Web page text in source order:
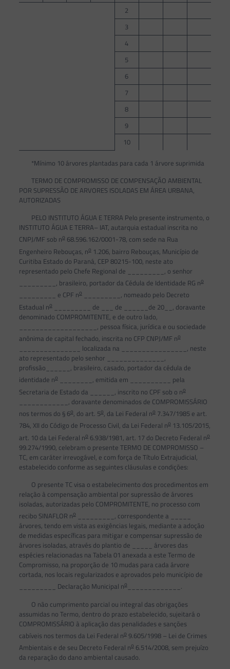
2
3
4
5
6
7
8
9
10
*Mínimo 10 árvores plantadas para cada 1 árvore suprimida
TERMO DE COMPROMISSO DE COMPENSAÇÃO AMBIENTAL
POR SUPRESSÃO DE ARVORES ISOLADAS EM ÁREA URBANA,
AUTORIZADAS
PELO INSTITUTO ÁGUA E TERRA Pelo presente instrumento, o
INSTITUTO ÁGUA E TERRA– IAT, autarquia estadual inscrita no
CNPJ/MF sob no68.596.162/0001-78, com sede na Rua
Engenheiro Rebouças, no1.206, bairro Rebouças, Município de
Curitiba Estado do Paraná, CEP 80215-100, neste ato
representado pelo Chefe Regional de _________, o senhor
_________, brasileiro, portador da Cédula de Identidade RG no
_________ e CPF no_________, nomeado pelo Decreto
Estadual no_________ de ___ de ______de 20__, doravante
denominado COMPROMITENTE, e de outro lado,
___________________, pessoa física, jurídica e ou sociedade
anônima de capital fechado, inscrita no CFP CNPJ/MF no
_______________ localizada na ________________, neste
ato representado pelo senhor ______________,
profissão______, brasileiro, casado, portador da cédula de
identidade no________, emitida em __________ pela
Secretaria de Estado da ______, inscrito no CPF sob o no
____________, doravante denominados de COMPROMISSÁRIO
nos termos do § 6o, do art. 5o, da Lei Federal no7.347/1985 e art.
784, XII do Código de Processo Civil, da Lei Federal no13.105/2015,
art. 10 da Lei Federal no6.938/1981, art. 17 do Decreto Federal no
99.274/1990, celebram o presente TERMO DE COMPROMISSO –
TC, em caráter irrevogável, e com força de Título Extrajudicial,
estabelecido conforme as seguintes cláusulas e condições:
O presente TC visa o estabelecimento dos procedimentos em
relação à compensação ambiental por supressão de árvores
isoladas, autorizadas pelo COMPROMITENTE, no processo com
recibo SINAFLOR no_________, correspondente a _____
árvores, tendo em vista as exigências legais, mediante a adoção
de medidas específicas para mitigar e compensar supressão de
árvores isoladas, através do plantio de _____ árvores das
espécies relacionadas na Tabela 01 anexada a este Termo de
Compromisso, na proporção de 10 mudas para cada árvore
cortada, nos locais regularizados e aprovados pelo município de
_________ Declaração Municipal no_____________.
O não cumprimento parcial ou integral das obrigações
assumidas no Termo, dentro do prazo estabelecido, sujeitará o
COMPROMISSÁRIO à aplicação das penalidades e sanções
cabíveis nos termos da Lei Federal no9.605/1998 – Lei de Crimes
Ambientais e de seu Decreto Federal no6.514/2008, sem prejuízo
da reparação do dano ambiental causado.